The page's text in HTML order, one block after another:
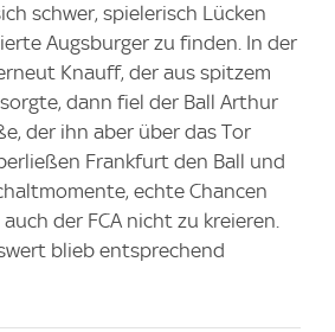
schwer, spielerisch Lücken
Augsburger zu finden. In der
Knauff, der aus spitzem
dann fiel der Ball Arthur
der ihn aber über das Tor
Frankfurt den Ball und
echte Chancen
der FCA nicht zu kreieren.
blieb entsprechend